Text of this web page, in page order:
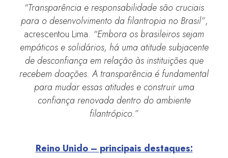
“Transparência e responsabilidade são cruciais
para o desenvolvimento da filantropia no Brasil”,
acrescentou Lima. “Embora os brasileiros sejam
empáticos e solidários, há uma atitude subjacente
de desconfiança em relação às instituições que
recebem doações. A transparência é fundamental
para mudar essas atitudes e construir uma
confiança renovada dentro do ambiente
filantrópico.”
Reino Unido – principais destaques: